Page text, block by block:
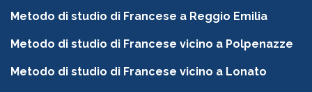
Metodo di studio di Francese a Reggio Emilia
Metodo di studio di Francese vicino a Polpenazze
Metodo di studio di Francese vicino a Lonato